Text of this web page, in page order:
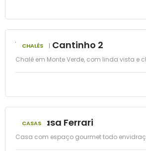
CHALÉS
11 - Meu Cantinho 2
Chalé em Monte Verde, com linda vista e
CASAS
40 - Casa Ferrari
Casa com espaço gourmet todo